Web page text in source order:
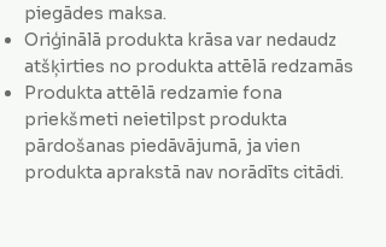
piegādes maksa.
Oriģinālā produkta krāsa var nedaudz
atšķirties no produkta attēlā redzamās
Produkta attēlā redzamie fona
priekšmeti neietilpst produkta
pārdošanas piedāvājumā, ja vien
produkta aprakstā nav norādīts citādi.